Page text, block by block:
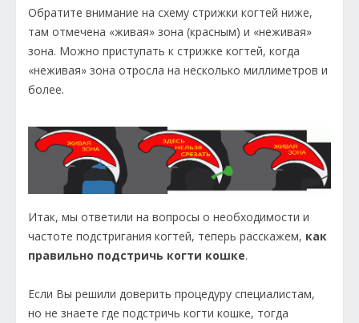
Обратите внимание на схему стрижки когтей ниже,
там отмечена «живая» зона (красным) и «неживая»
зона. Можно приступать к стрижке когтей, когда
«неживая» зона отросла на несколько миллиметров и
более.
Итак, мы ответили на вопросы о необходимости и
частоте подстригания когтей, теперь расскажем, как
правильно подстричь когти кошке.
Если Вы решили доверить процедуру специалистам,
но не знаете где подстричь когти кошке, тогда